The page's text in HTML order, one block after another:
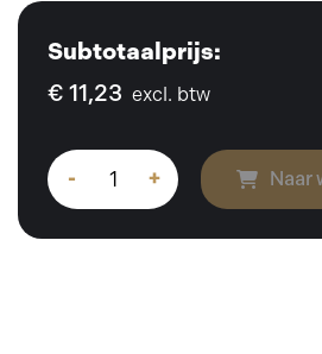
Subtotaalprijs:
€ 11,23 excl. btw
- + Naar